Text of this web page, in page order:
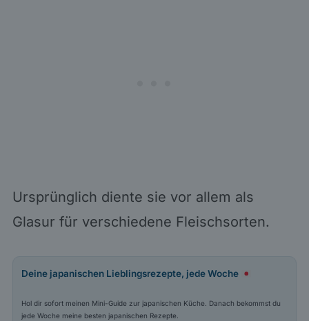
Ursprünglich diente sie vor allem als
Glasur für verschiedene Fleischsorten.
Deine japanischen Lieblingsrezepte, jede Woche
Hol dir sofort meinen Mini-Guide zur japanischen Küche. Danach bekommst du
jede Woche meine besten japanischen Rezepte.